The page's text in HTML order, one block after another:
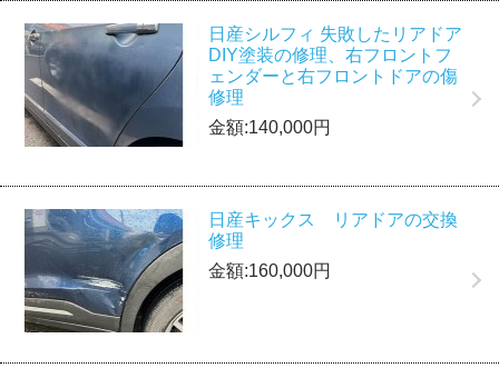
日産シルフィ 失敗したリアドア
DIY塗装の修理、右フロントフ
ェンダーと右フロントドアの傷
修理
金額:140,000円
日産キックス リアドアの交換
修理
金額:160,000円